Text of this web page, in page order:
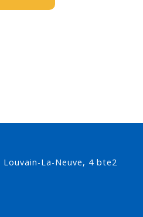
La-Neuve, 4 bte2